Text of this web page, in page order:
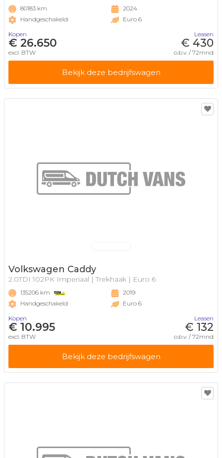
80183 km
Handgeschakeld
2024
Euro 6
Kopen
€ 26.650
excl. BTW
Leasen
€ 430
o.b.v. / 72mnd
Bekijk deze bedrijfswagen
Volkswagen Caddy
2.0TDI 102PK Imperiaal | Trekhaak | Euro 6
135206 km
Handgeschakeld
2019
Euro 6
Kopen
€ 10.995
excl. BTW
Leasen
€ 132
o.b.v. / 72mnd
Bekijk deze bedrijfswagen